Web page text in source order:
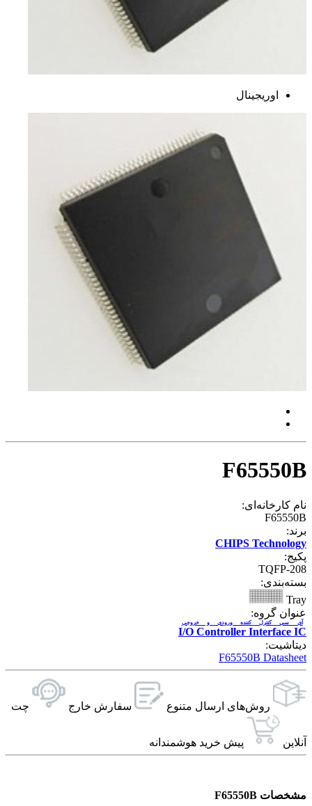
اوریجینال
F65550B
نام کارخانه‌ای:
F65550B
برند:
CHIPS Technology
پکیج:
TQFP-208
بسته‌بندی:
Tray
عنوان گروه:
I/O Controller Interface IC
آی سی کنترل کننده ورودی و خروجی
دیتاشیت:
F65550B Datasheet
روش‌های ارسال‌ متنوع سفارش خارج چت
آنلاین پیش خرید هوشمندانه
مشخصات F65550B